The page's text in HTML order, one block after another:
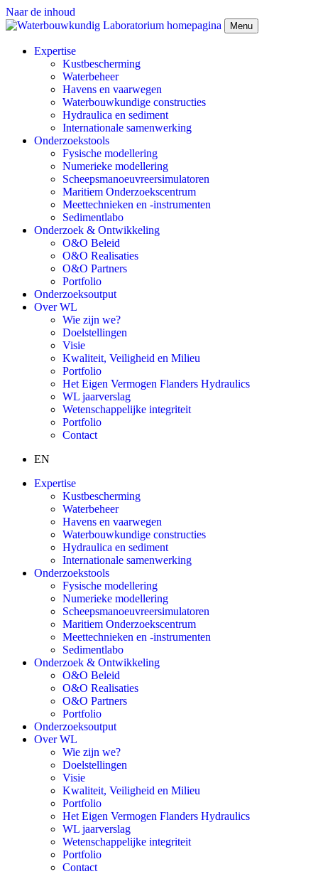
Naar de inhoud
Menu
Expertise
Kustbescherming
Waterbeheer
Havens en vaarwegen
Waterbouwkundige constructies
Hydraulica en sediment
Internationale samenwerking
Onderzoekstools
Fysische modellering
Numerieke modellering
Scheepsmanoeuvreersimulatoren
Maritiem Onderzoekscentrum
Meettechnieken en -instrumenten
Sedimentlabo
Onderzoek & Ontwikkeling
O&O Beleid
O&O Realisaties
O&O Partners
Portfolio
Onderzoeksoutput
Over WL
Wie zijn we?
Doelstellingen
Visie
Kwaliteit, Veiligheid en Milieu
Portfolio
Het Eigen Vermogen Flanders Hydraulics
WL jaarverslag
Wetenschappelijke integriteit
Portfolio
Contact
EN
Expertise
Kustbescherming
Waterbeheer
Havens en vaarwegen
Waterbouwkundige constructies
Hydraulica en sediment
Internationale samenwerking
Onderzoekstools
Fysische modellering
Numerieke modellering
Scheepsmanoeuvreersimulatoren
Maritiem Onderzoekscentrum
Meettechnieken en -instrumenten
Sedimentlabo
Onderzoek & Ontwikkeling
O&O Beleid
O&O Realisaties
O&O Partners
Portfolio
Onderzoeksoutput
Over WL
Wie zijn we?
Doelstellingen
Visie
Kwaliteit, Veiligheid en Milieu
Portfolio
Het Eigen Vermogen Flanders Hydraulics
WL jaarverslag
Wetenschappelijke integriteit
Portfolio
Contact